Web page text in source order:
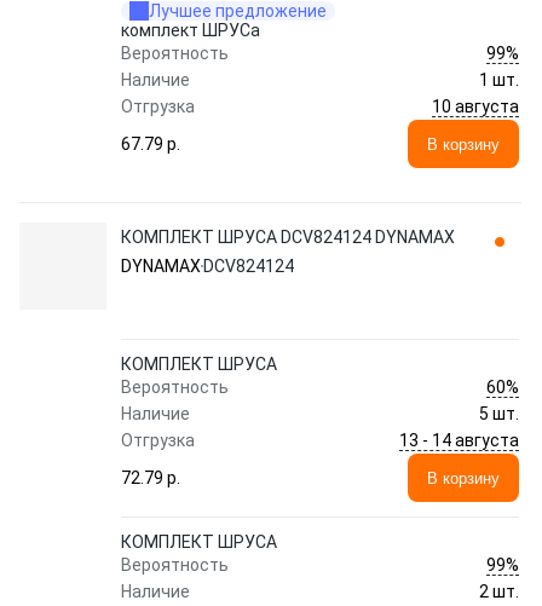
Лучшее предложение
комплект ШРУСа
Вероятность
99%
Наличие
1 шт.
Отгрузка
10 августа
67.79 p.
В корзину
КОМПЛЕКТ ШРУСА DCV824124 DYNAMAX
DYNAMAX DCV824124
КОМПЛЕКТ ШРУСА
Вероятность
60%
Наличие
5 шт.
Отгрузка
13 - 14 августа
72.79 p.
В корзину
КОМПЛЕКТ ШРУСА
Вероятность
99%
Наличие
2 шт.